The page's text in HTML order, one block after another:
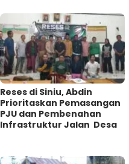
Reses di Siniu, Abdin
Prioritaskan Pemasangan
PJU dan Pembenahan
Infrastruktur Jalan Desa